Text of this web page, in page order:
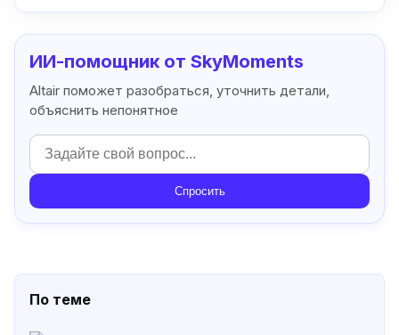
ИИ-помощник от SkyMoments
Altair поможет разобраться, уточнить детали,
объяснить непонятное
Спросить
По теме